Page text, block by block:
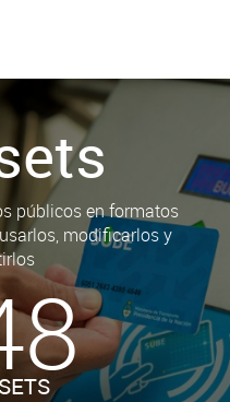
públicos en formatos
modificarlos y